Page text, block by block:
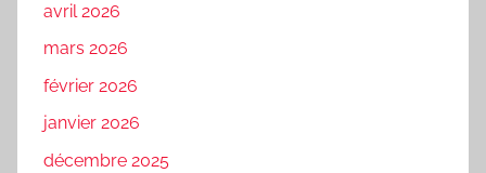
avril 2026
mars 2026
février 2026
janvier 2026
décembre 2025